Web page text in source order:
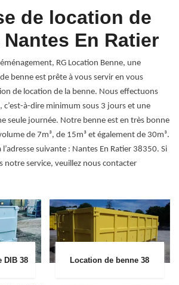
de location de
En Ratier
RG Location Benne, une
benne est prête à vous servir en vous
de location de la benne. Nous effectuons
c’est-à-dire minimum sous 3 jours et une
seule journée. Notre benne est en très bonne
de 7m³, de 15m³ et également de 30m³.
l’adresse suivante : Nantes En Ratier 38350. Si
notre service, veuillez nous contacter
DIB 38 Location de benne 38